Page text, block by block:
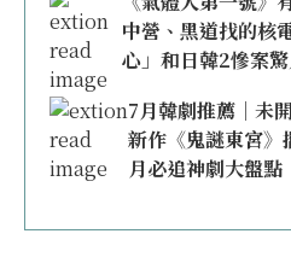
中營、黑道找的核
心」和日韓2慘案
7月韓劇推薦｜未
新作《鬼謎東宮》
月必追神劇大盤點